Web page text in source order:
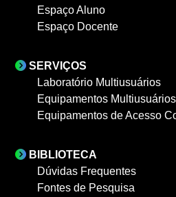
Espaço Aluno
Espaço Docente
SERVIÇOS
Laboratório Multiusuários
Equipamentos Multiusuários
Equipamentos de Acesso
BIBLIOTECA
Dúvidas Frequentes
Fontes de Pesquisa